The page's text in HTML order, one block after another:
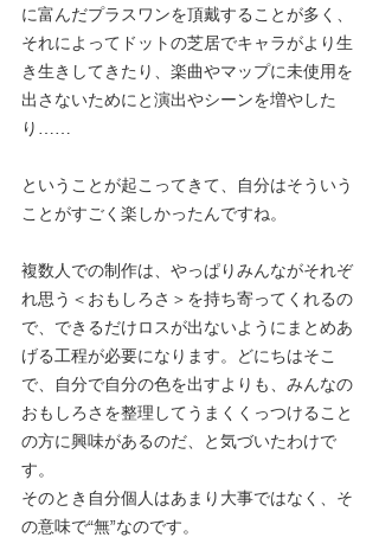
に富んだプラスワンを頂戴することが多く、
それによってドットの芝居でキャラがより生
き生きしてきたり、楽曲やマップに未使用を
出さないためにと演出やシーンを増やした
り……
ということが起こってきて、自分はそういう
ことがすごく楽しかったんですね。
複数人での制作は、やっぱりみんながそれぞ
れ思う＜おもしろさ＞を持ち寄ってくれるの
で、できるだけロスが出ないようにまとめあ
げる工程が必要になります。どにちはそこ
で、自分で自分の色を出すよりも、みんなの
おもしろさを整理してうまくくっつけること
の方に興味があるのだ、と気づいたわけで
す。
そのとき自分個人はあまり大事ではなく、そ
の意味で“無”なのです。